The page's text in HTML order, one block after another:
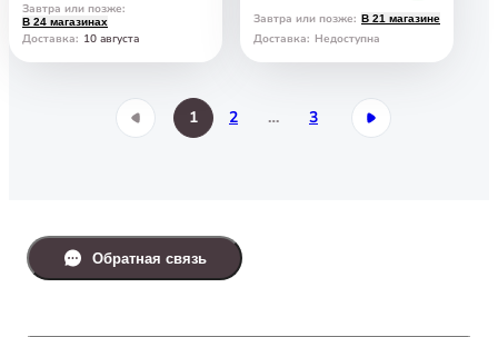
Завтра или позже:
В 24 магазинах
Доставка: 10 августа
Завтра или позже: В 21 магазине
Доставка: Недоступна
1 2 … 3
Обратная связь